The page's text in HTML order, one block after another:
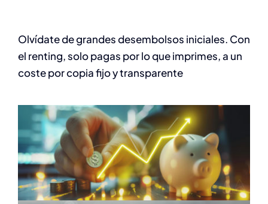
Olvídate de grandes desembolsos iniciales. Con
el renting, solo pagas por lo que imprimes, a un
coste por copia fijo y transparente